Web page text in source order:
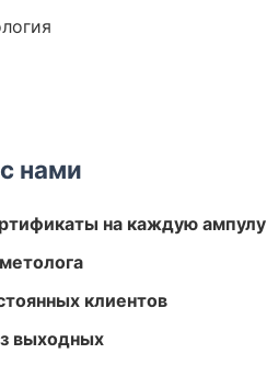
нами
на каждую ампулу
клиентов
выходных